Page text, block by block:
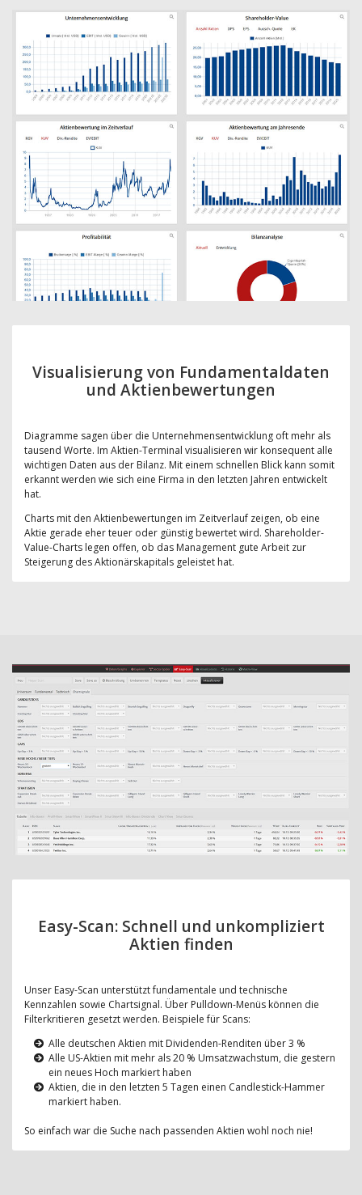
Visualisierung von Fundamentaldaten
und Aktienbewertungen
Diagramme sagen über die Unternehmensentwicklung oft mehr als
tausend Worte. Im Aktien-Terminal visualisieren wir konsequent alle
wichtigen Daten aus der Bilanz. Mit einem schnellen Blick kann somit
erkannt werden wie sich eine Firma in den letzten Jahren entwickelt
hat.
Charts mit den Aktienbewertungen im Zeitverlauf zeigen, ob eine
Aktie gerade eher teuer oder günstig bewertet wird. Shareholder-
Value-Charts legen offen, ob das Management gute Arbeit zur
Steigerung des Aktionärskapitals geleistet hat.
Easy-Scan: Schnell und unkompliziert
Aktien finden
Unser Easy-Scan unterstützt fundamentale und technische
Kennzahlen sowie Chartsignal. Über Pulldown-Menüs können die
Filterkritieren gesetzt werden. Beispiele für Scans:
Alle deutschen Aktien mit Dividenden-Renditen über 3 %
Alle US-Aktien mit mehr als 20 % Umsatzwachstum, die gestern
ein neues Hoch markiert haben
Aktien, die in den letzten 5 Tagen einen Candlestick-Hammer
markiert haben.
So einfach war die Suche nach passenden Aktien wohl noch nie!